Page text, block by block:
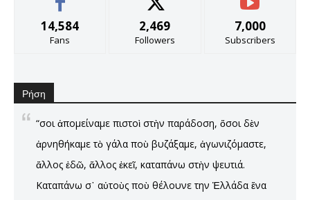
14,584
Fans
2,469
Followers
7,000
Subscribers
Ρήση
“Ὅσοι ἀπομείναμε πιστοὶ στὴν παράδοση, ὅσοι δὲν
ἀρνηθήκαμε τὸ γάλα ποὺ βυζάξαμε, ἀγωνιζόμαστε,
ἄλλος ἐδῶ, ἄλλος ἐκεῖ, καταπάνω στὴν ψευτιά.
Καταπάνω σ᾿ αὐτοὺς ποὺ θέλουνε την Ἑλλάδα ἕνα